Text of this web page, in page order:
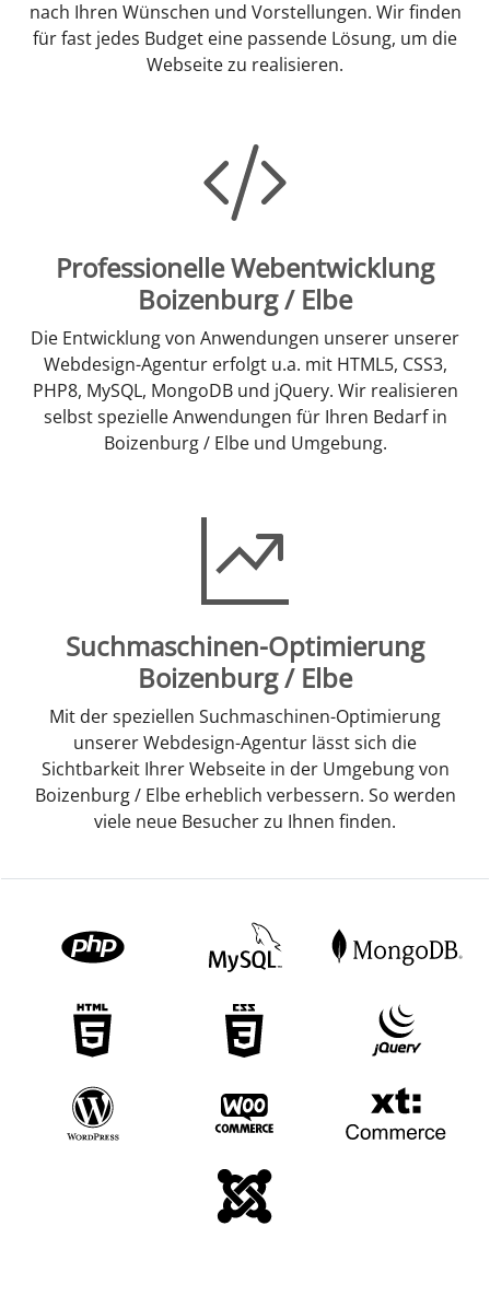
nach Ihren Wünschen und Vorstellungen. Wir finden
für fast jedes Budget eine passende Lösung, um die
Webseite zu realisieren.
Professionelle Webentwicklung
Boizenburg / Elbe
Die Entwicklung von Anwendungen unserer unserer
Webdesign-Agentur erfolgt u.a. mit HTML5, CSS3,
PHP8, MySQL, MongoDB und jQuery. Wir realisieren
selbst spezielle Anwendungen für Ihren Bedarf in
Boizenburg / Elbe und Umgebung.
Suchmaschinen-Optimierung
Boizenburg / Elbe
Mit der speziellen Suchmaschinen-Optimierung
unserer Webdesign-Agentur lässt sich die
Sichtbarkeit Ihrer Webseite in der Umgebung von
Boizenburg / Elbe erheblich verbessern. So werden
viele neue Besucher zu Ihnen finden.